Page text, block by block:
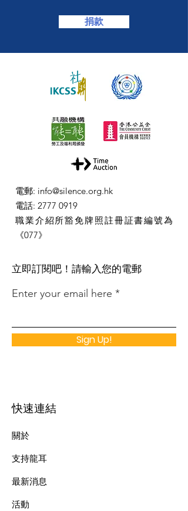
捐款
電郵: info@silence.org.hk
電話: 2777 0919
職業介紹所豁免牌照註冊証書編號為
《077》
​立即訂閱吧！請輸入您的電郵
Enter your email here
Sign Up!
快速連結
關於
支持龍耳
最新消息
​活動